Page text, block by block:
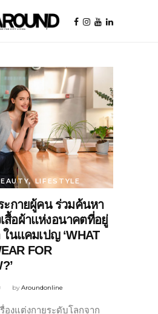
,LIFESTYLE
ะกายผู้คน ร่วมค้นหา
สื้อผ้าแห่งอนาคตที่อยู่
ในแคมเปญ ‘WHAT
FOR
byAroundonline
องแต่งกายระดับโลกจาก